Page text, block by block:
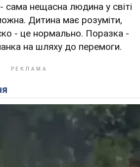
нещасна людина у світі
Дитина має розуміти,
- це нормально. Поразка -
на шляху до перемоги.